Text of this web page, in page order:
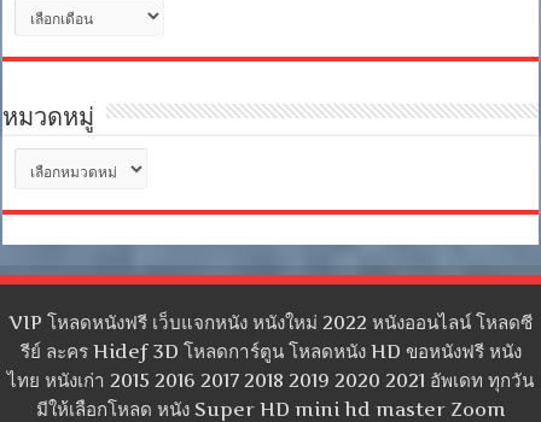
เก็บ
หมวดหมู่
หมู่
VIP โหลดหนังฟรี เว็บแจกหนัง หนังใหม่ 2022 หนังออนไลน์ โหลดซี
รีย์ ละคร Hidef 3D โหลดการ์ตูน โหลดหนัง HD ขอหนังฟรี หนัง
ไทย หนังเก่า 2015 2016 2017 2018 2019 2020 2021 อัพเดท ทุกวัน
มีให้เลือกโหลด หนัง Super HD mini hd master Zoom